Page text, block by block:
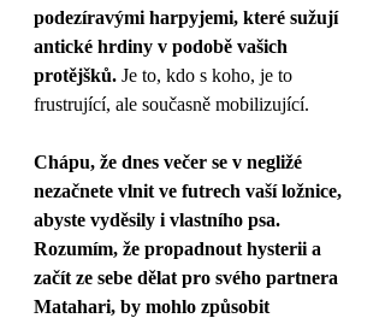
podezíravými harpyjemi, které sužují
antické hrdiny v podobě vašich
protějšků. Je to, kdo s koho, je to
frustrující, ale současně mobilizující.
Chápu, že dnes večer se v negližé
nezačnete vlnit ve futrech vaší ložnice,
abyste vyděsily i vlastního psa.
Rozumím, že propadnout hysterii a
začít ze sebe dělat pro svého partnera
Matahari, by mohlo způsobit